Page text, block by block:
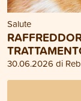
Salute
30.06.2026 di